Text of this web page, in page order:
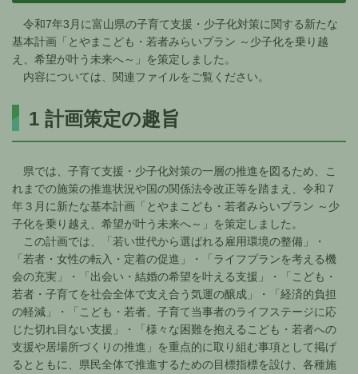
令和7年3月に富山県の子育て支援・少子化対策に関する新たな
基本計画「とやまこども・若者みらいプラン ～少子化を乗り越
え、希望が叶う未来へ～」を策定しました。
内容については、関連ファイルをご覧ください。
1 計画策定の趣旨
県では、子育て支援・少子化対策の一層の推進を図るため、こ
れまでの施策の推進状況や国の関係法令改正等を踏まえ、令和７
年３月に新たな基本計画「とやまこども・若者みらいプラン ～少
子化を乗り越え、希望が叶う未来へ～」を策定しました。
この計画では、「若い世代から選ばれる雇用環境の整備」・
「若者・女性の転入・定着の促進」・「ライフプランを考える機
会の充実」・「出会い・結婚の希望を叶える支援」・「こども・
若者・子育てを社会全体で支え合う気運の醸成」・「経済的負担
の軽減」・「こども・若者、子育て当事者のライフステージに応
じた切れ目ない支援」・「様々な困難を抱えるこども・若者への
支援や居場所づくりの推進」を重点的に取り組む事項として掲げ
るとともに、県民全体で推進するための目標指標を設け、各種施